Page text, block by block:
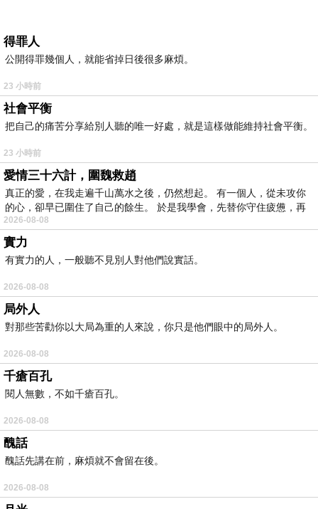
得罪人
公開得罪幾個人，就能省掉日後很多麻煩。
23 小時前
社會平衡
把自己的痛苦分享給別人聽的唯一好處，就是這樣做能維持社會平衡。
23 小時前
愛情三十六計，圍魏救趙
真正的愛，在我走遍千山萬水之後，仍然想起。 有一個人，從未攻你
的心，卻早已圍住了自己的餘生。 於是我學會，先替你守住疲憊，再
2026-08-08
實力
有實力的人，一般聽不見別人對他們說實話。
2026-08-08
局外人
對那些苦勸你以大局為重的人來說，你只是他們眼中的局外人。
2026-08-08
千瘡百孔
閱人無數，不如千瘡百孔。
2026-08-08
醜話
醜話先講在前，麻煩就不會留在後。
2026-08-08